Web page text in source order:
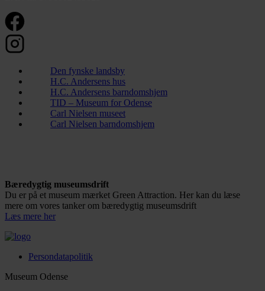
Den fynske landsby
H.C. Andersens hus
H.C. Andersens barndomshjem
TID – Museum for Odense
Carl Nielsen museet
Carl Nielsen barndomshjem
Bæredygtig museumsdrift
Du er på et museum mærket Green Attraction. Her kan du læse
mere om vores tanker om bæredygtig museumsdrift
Læs mere her
Persondatapolitik
Museum Odense